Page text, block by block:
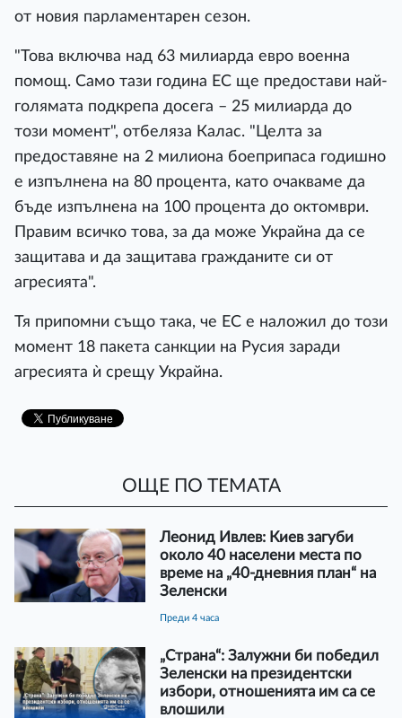
от новия парламентарен сезон.
"Това включва над 63 милиарда евро военна
помощ. Само тази година ЕС ще предостави най-
голямата подкрепа досега – 25 милиарда до
този момент", отбеляза Калас. "Целта за
предоставяне на 2 милиона боеприпаса годишно
е изпълнена на 80 процента, като очакваме да
бъде изпълнена на 100 процента до октомври.
Правим всичко това, за да може Украйна да се
защитава и да защитава гражданите си от
агресията".
Тя припомни също така, че ЕС е наложил до този
момент 18 пакета санкции на Русия заради
агресията ѝ срещу Украйна.
ОЩЕ ПО ТЕМАТА
Леонид Ивлев: Киев загуби
около 40 населени места по
време на „40-дневния план“ на
Зеленски
преди 4 часа
„Страна“: Залужни би победил
Зеленски на президентски
избори, отношенията им са се
влошили